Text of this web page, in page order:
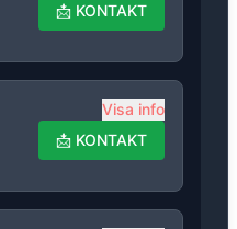
📩 KONTAKT
Visa info
📩 KONTAKT